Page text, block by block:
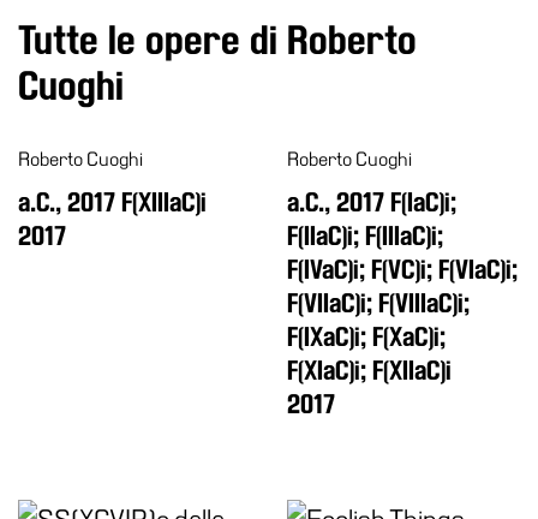
siamo
Area
Organizza
tuo
evento
EN
Tutte le opere di Roberto
Cuoghi
Roberto Cuoghi
a.C., 2017 F(XIIIaC)i
2017
Roberto Cuoghi
a.C., 2017 F(IaC)i;
F(IIaC)i; F(IIIaC)i;
F(IVaC)i; F(VC)i; F(VIaC)i;
F(VIIaC)i; F(VIIIaC)i;
F(IXaC)i; F(XaC)i;
F(XIaC)i; F(XIIaC)i
2017